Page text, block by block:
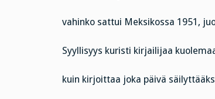
vahinko sattui Meksikossa 1951,
Syyllisyys kuristi kirjailijaa
kuin kirjoittaa joka päivä